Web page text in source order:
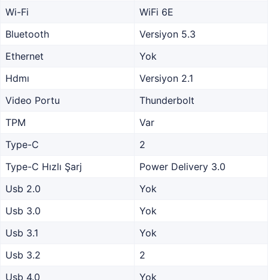
Wi-Fi
WiFi 6E
Bluetooth
Versiyon 5.3
Ethernet
Yok
Hdmı
Versiyon 2.1
Video Portu
Thunderbolt
TPM
Var
Type-C
2
Type-C Hızlı Şarj
Power Delivery 3.0
Usb 2.0
Yok
Usb 3.0
Yok
Usb 3.1
Yok
Usb 3.2
2
Usb 4.0
Yok